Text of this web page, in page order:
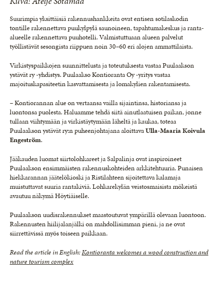
Suurimpia yksittäisiä rakennushankkeita ovat entisen sotilaskodin
tontille rakennettava puukylpylä saunoineen, tapahtumakeskus ja ranta-
alueelle rakennettava puuhotelli. Valmistuttuaan alueen palvelut
työllistävät sesongista riippuen noin 30–60 eri alojen ammattilaista.
Virkistyspaikkojen suunnittelusta ja toteutuksesta vastaa Puulaakson
ystävät ry -yhdistys. Puulaakso Kontioranta Oy -yritys vastaa
majoituskapasiteetin kasvattamisesta ja lomakylien rakentamisesta.
– Kontiorannan alue on vertaansa vailla sijaintinsa, historiansa ja
luontonsa puolesta. Haluamme tehdä siitä ainutlaatuisen paikan, jonne
tullaan viihtymään ja virkistäytymään läheltä ja kaukaa, toteaa
Puulaakson ystävät ry:n puheenjohtajana aloittavaUlla-Maaria Koivula
Engeström.
Jääkauden luomat siirtolohkareet ja Salpalinja ovat inspiroineet
Puulaakson ensimmäisten rakennuskohteiden arkkitehtuuria. Punaisen
hiekkarannan jäätelökioski ja Ristilahteen sijoitettava kalamaja
muistuttavat suuria rantakiviä. Lohkarekylän veistosmaisista mökeistä
avautuu näkymä Höytiäiselle.
Puulaakson uudisrakennukset maastoutuvat ympärillä olevaan luontoon.
Rakennusten hiilijalanjälki on mahdollisimman pieni, ja ne ovat
siirrettävissä myös toiseen paikkaan.
Read the article in English:Kontioranta welcomes a wood construction and
nature tourism complex